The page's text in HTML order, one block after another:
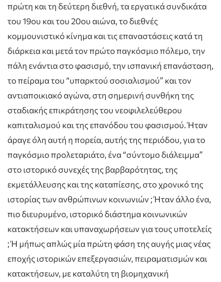
πρώτη και τη δεύτερη διεθνή, τα εργατικά συνδικάτα
του 19ου και του 20ου αιώνα, το διεθνές
κομμουνιστικό κίνημα και τις επαναστάσεις κατά τη
διάρκεια και μετά τον πρώτο παγκόσμιο πόλεμο, την
πάλη ενάντια στο φασισμό, την ισπανική επανάσταση,
το πείραμα του “υπαρκτού σοσιαλισμού” και τον
αντιαποικιακό αγώνα, στη σημερινή συνθήκη της
σταδιακής επικράτησης του νεοφιλελεύθερου
καπιταλισμού και της επανόδου του φασισμού. Ήταν
άραγε όλη αυτή η πορεία, αυτής της περιόδου, για το
παγκόσμιο προλεταριάτο, ένα “σύντομο διάλειμμα”
στο ιστορικό συνεχές της βαρβαρότητας, της
εκμετάλλευσης και της καταπίεσης, στο χρονικό της
ιστορίας των ανθρώπινων κοινωνιών ; Ήταν άλλο ένα,
πιο διευρυμένο, ιστορικό διάστημα κοινωνικών
κατακτήσεων και υπαναχωρήσεων για τους υποτελείς
; Ή μήπως απλώς μία πρώτη φάση της αυγής μιας νέας
εποχής ιστορικών επεξεργασιών, πειραματισμών και
κατακτήσεων, με καταλύτη τη βιομηχανική